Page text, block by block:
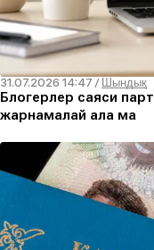
31.07.2026 14:47 / Шындық
Блогерлер саяси
жарнамалай ала ма